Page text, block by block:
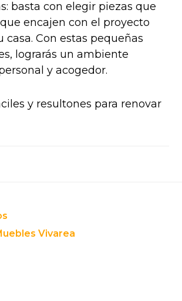
basta con elegir piezas que
encajen con el proyecto
casa. Con estas pequeñas
lograrás un ambiente
y acogedor.
Vivarea